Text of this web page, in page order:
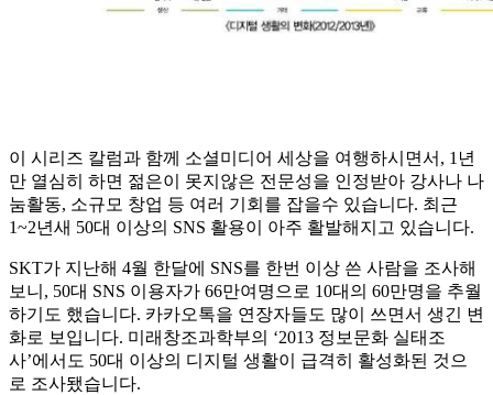
이 시리즈 칼럼과 함께 소셜미디어 세상을 여행하시면서, 1년
만 열심히 하면 젊은이 못지않은 전문성을 인정받아 강사나 나
눔활동, 소규모 창업 등 여러 기회를 잡을수 있습니다. 최근
1~2년새 50대 이상의 SNS 활용이 아주 활발해지고 있습니다.
SKT가 지난해 4월 한달에 SNS를 한번 이상 쓴 사람을 조사해
보니, 50대 SNS 이용자가 66만여명으로 10대의 60만명을 추월
하기도 했습니다. 카카오톡을 연장자들도 많이 쓰면서 생긴 변
화로 보입니다. 미래창조과학부의 ‘2013 정보문화 실태조
사’에서도 50대 이상의 디지털 생활이 급격히 활성화된 것으
로 조사됐습니다.